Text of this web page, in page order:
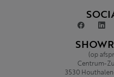
(op
Centrum-
3530